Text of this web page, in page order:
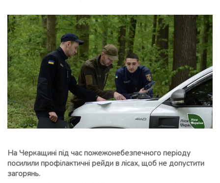
На Черкащині під час пожежонебезпечного періоду
посилили профілактичні рейди в лісах, щоб не допустити
загорянь.